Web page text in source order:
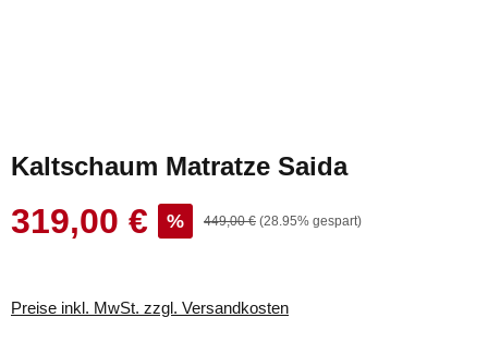
Kaltschaum Matratze Saida
Verkaufspreis:
319,00 € % Regulärer Preis:
449,00 € (28.95% gespart)
Preise inkl. MwSt. zzgl. Versandkosten